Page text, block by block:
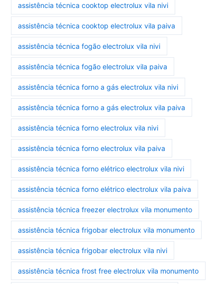
assistência técnica cooktop electrolux vila nivi
assistência técnica cooktop electrolux vila paiva
assistência técnica fogão electrolux vila nivi
assistência técnica fogão electrolux vila paiva
assistência técnica forno a gás electrolux vila nivi
assistência técnica forno a gás electrolux vila paiva
assistência técnica forno electrolux vila nivi
assistência técnica forno electrolux vila paiva
assistência técnica forno elétrico electrolux vila nivi
assistência técnica forno elétrico electrolux vila paiva
assistência técnica freezer electrolux vila monumento
assistência técnica frigobar electrolux vila monumento
assistência técnica frigobar electrolux vila nivi
assistência técnica frost free electrolux vila monumento